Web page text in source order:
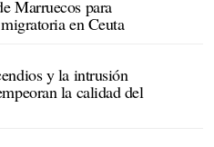
Marruecos para
en Ceuta
y la intrusión
la calidad del